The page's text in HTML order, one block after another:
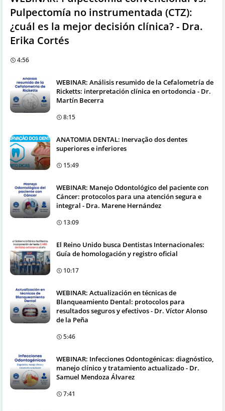
Pulpectomía no instrumentada (CTZ):
¿cuál es la mejor decisión clínica? - Dra.
Erika Cortés
4:56
WEBINAR: Análisis resumido de la Cefalometría de
Ricketts: interpretación clínica en ortodoncia - Dr.
Martín Becerra
8:15
ANATOMIA DENTAL: Inervação dos dentes
superiores e inferiores
15:49
WEBINAR: Manejo Odontológico del paciente con
Cáncer: protocolos para una atención segura e
integral - Dra. Marene Hernández
13:09
El Reino Unido busca Dentistas Internacionales:
Guía de homologación y registro oficial
10:17
WEBINAR: Actualización en técnicas de
Blanqueamiento Dental: protocolos para
resultados seguros y efectivos - Dr. Víctor Alonso
de la Peña
5:46
WEBINAR: Infecciones Odontogénicas: diagnóstico,
manejo clínico y tratamiento actualizado - Dr.
Samuel Mendoza Álvarez
7:41